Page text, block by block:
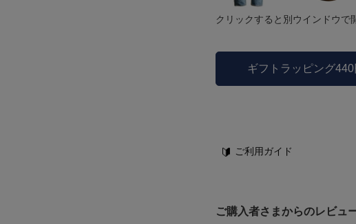
クリックすると別ウインドウで
ギフトラッピング
ご利用ガイド
ご購入者さまからのレビュ